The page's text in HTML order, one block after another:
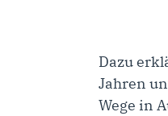
Dazu
Jahren
Wege in